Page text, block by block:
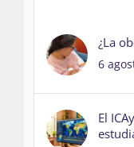
¿La
6
El